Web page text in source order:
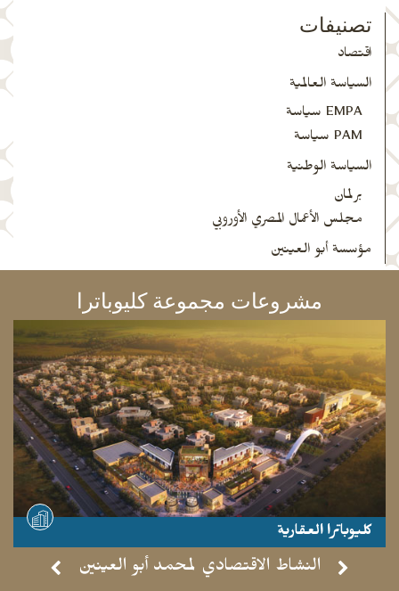
تصنيفات
اقتصاد
السياسة العالمية
EMPA سياسة
PAM سياسة
السياسة الوطنية
برلمان
مجلس الأعمال المصري الأوروبي
مؤسسة أبو العينين
مشروعات مجموعة كليوباترا
كليوباترا العقارية
- موقع مشاهدة -النشاط الاقتصادي لمحمد أبو العينين